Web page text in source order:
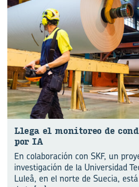
Llega el mo­ni­to­reo de
por IA
En colaboración con SKF, un
investigación de la Universidad
Luleå, en el norte de Suecia,